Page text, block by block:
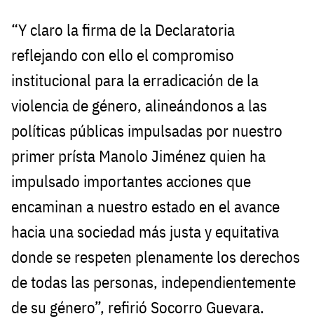
“Y claro la firma de la Declaratoria
reflejando con ello el compromiso
institucional para la erradicación de la
violencia de género, alineándonos a las
políticas públicas impulsadas por nuestro
primer prísta Manolo Jiménez quien ha
impulsado importantes acciones que
encaminan a nuestro estado en el avance
hacia una sociedad más justa y equitativa
donde se respeten plenamente los derechos
de todas las personas, independientemente
de su género”, refirió Socorro Guevara.